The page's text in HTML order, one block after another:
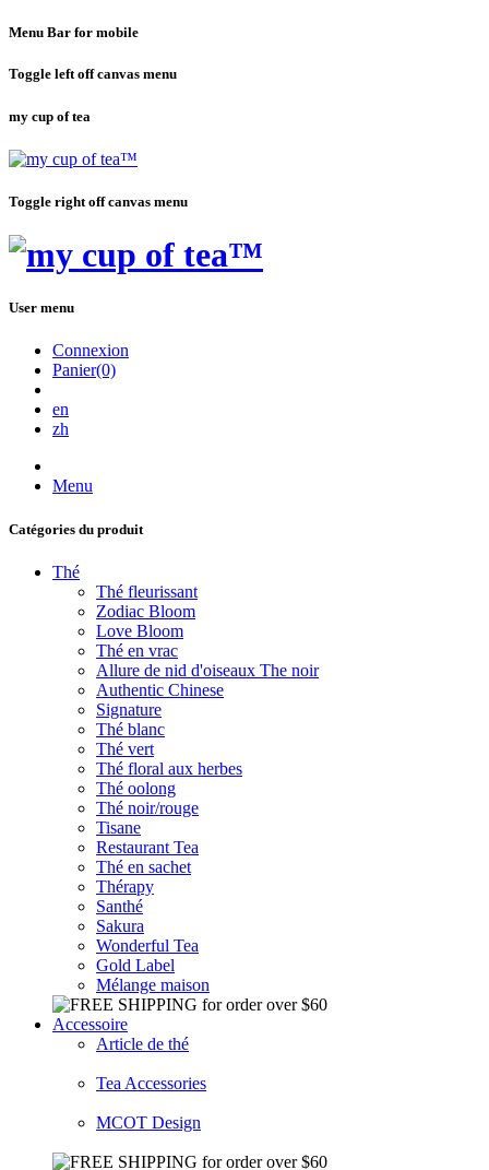
Menu Bar for mobile
Toggle left off canvas menu
my cup of tea
Toggle right off canvas menu
User menu
Connexion
Panier(0)
en
zh
Menu
Catégories du produit
Thé
Thé fleurissant
Zodiac Bloom
Love Bloom
Thé en vrac
Allure de nid d'oiseaux The noir
Authentic Chinese
Signature
Thé blanc
Thé vert
Thé floral aux herbes
Thé oolong
Thé noir/rouge
Tisane
Restaurant Tea
Thé en sachet
Thérapy
Santhé
Sakura
Wonderful Tea
Gold Label
Mélange maison
Accessoire
Article de thé
Tea Accessories
MCOT Design